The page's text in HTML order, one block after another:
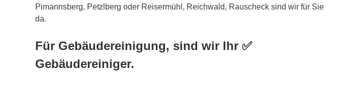
Pimannsberg, Petzlberg oder Reisermühl, Reichwald, Rauscheck sind wir für Sie
da.
Für Gebäudereinigung, sind wir Ihr ✅
Gebäudereiniger.